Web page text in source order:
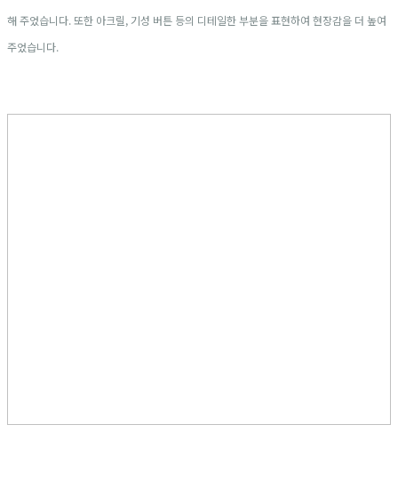
해 주었습니다. 또한 아크릴, 기성 버튼 등의 디테일한 부분을 표현하여 현장감을 더 높여
주었습니다.